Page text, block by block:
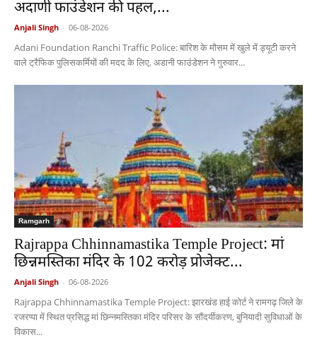
अदाणी फाउंडेशन की पहल,...
Anjali Singh - 06-08-2026
Adani Foundation Ranchi Traffic Police: बारिश के मौसम में खुले में ड्यूटी करने
वाले ट्रैफिक पुलिसकर्मियों की मदद के लिए, अडानी फाउंडेशन ने गुरुवार...
Ramgarh
Rajrappa Chhinnamastika Temple Project: मां
छिन्नमस्तिका मंदिर के 102 करोड़ प्रोजेक्ट...
Anjali Singh - 06-08-2026
Rajrappa Chhinnamastika Temple Project: झारखंड हाई कोर्ट ने रामगढ़ जिले के
रजरप्पा में स्थित प्रसिद्ध मां छिन्नमस्तिका मंदिर परिसर के सौंदर्यीकरण, बुनियादी सुविधाओं के
विकास...